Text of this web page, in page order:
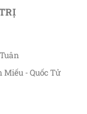
Miếu - Quốc Tử